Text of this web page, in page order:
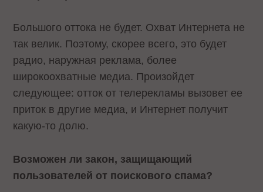
Большого оттока не будет. Охват Интернета не
так велик. Поэтому, скорее всего, это будет
радио, наружная реклама, более
широкоохватные медиа. Произойдет
следующее: отток от телерекламы вызовет ее
приток в другие медиа, и Интернет получит
какую-то долю.
Возможен ли закон, защищающий
пользователей от поискового спама?